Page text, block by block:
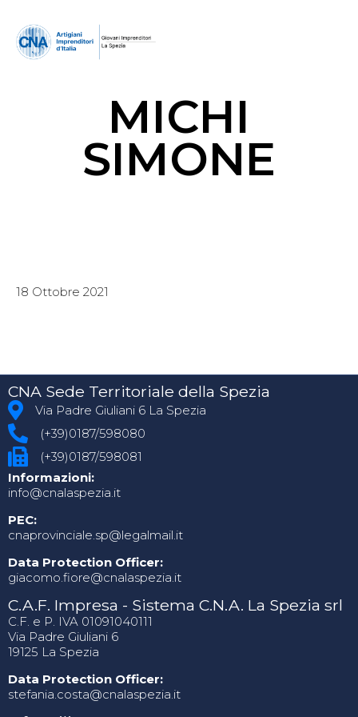
MICHI
SIMONE
18 Ottobre 2021
CNA Sede Territoriale della Spezia
Via Padre Giuliani 6 La Spezia
(+39)0187/598080
(+39)0187/598081
Informazioni:
info@cnalaspezia.it
PEC:
cnaprovinciale.sp@legalmail.it
Data Protection Officer:
giacomo.fiore@cnalaspezia.it
C.A.F. Impresa - Sistema C.N.A. La Spezia srl
C.F. e P. IVA 01091040111
Via Padre Giuliani 6
19125 La Spezia
Data Protection Officer:
stefania.costa@cnalaspezia.it